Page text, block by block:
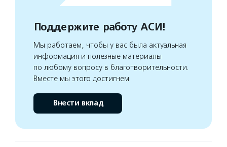
Поддержите работу АСИ!
Мы работаем, чтобы у вас была актуальная
информация и полезные материалы
по любому вопросу в благотворительности.
Вместе мы этого достигнем
Внести вклад